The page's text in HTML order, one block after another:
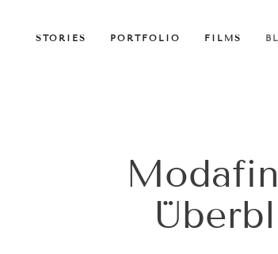
STORIES PORTFOLIO FILMS